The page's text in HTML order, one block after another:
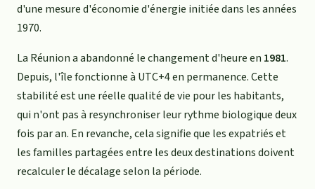
d'une mesure d'économie d'énergie initiée dans les années
1970.
La Réunion a abandonné le changement d'heure en 1981.
Depuis, l'île fonctionne à UTC+4 en permanence. Cette
stabilité est une réelle qualité de vie pour les habitants,
qui n'ont pas à resynchroniser leur rythme biologique deux
fois par an. En revanche, cela signifie que les expatriés et
les familles partagées entre les deux destinations doivent
recalculer le décalage selon la période.